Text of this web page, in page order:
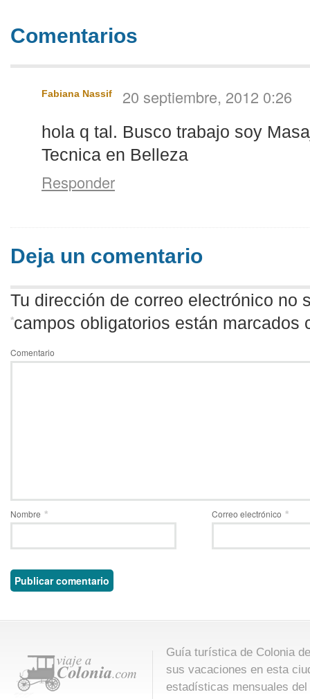
Comentarios
Fabiana Nassif 20 septiembre, 2012 0:26
hola q tal. Busco trabajo soy
Tecnica en Belleza
Responder
Deja un comentario
Tu dirección de correo electrónico no
campos obligatorios están marcados
*
Comentario
Nombre * Correo electrónico *
Guía turística de Colonia
sus vacaciones en esta
estadísticas mensuales